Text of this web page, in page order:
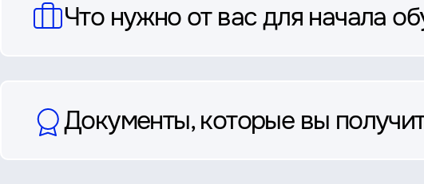
Что нужно от вас для начала
Документы, которые вы